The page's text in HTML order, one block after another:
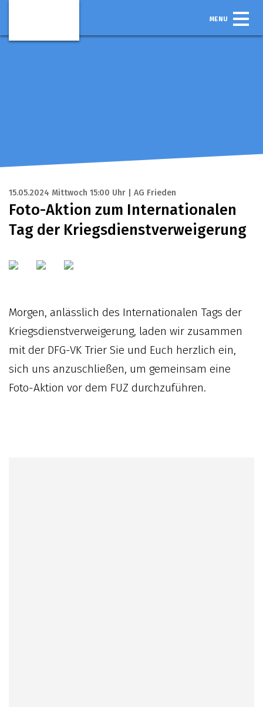
MENU
15.05.2024 Mittwoch 15:00 Uhr | AG Frieden
Foto-Aktion zum Internationalen
Tag der Kriegsdienstverweigerung
Morgen, anlässlich des Internationalen Tags der
Kriegsdienstverweigerung, laden wir zusammen
mit der DFG-VK Trier Sie und Euch herzlich ein,
sich uns anzuschließen, um gemeinsam eine
Foto-Aktion vor dem FUZ durchzuführen.